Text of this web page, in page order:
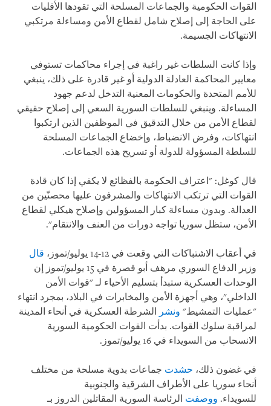
القوات الحكومية والجماعات المسلحة التي تقودها الأقليات
على الحاجة إلى إصلاح شامل لقطاع الأمن ومساءلة مرتكبي
الانتهاكات الجسيمة.
وإذا كانت السلطات غير راغبة في إجراء محاكمات تستوفي
معايير المحاكمة العادلة الدولية أو غير قادرة على ذلك، ينبغي
للأمم المتحدة والحكومات المعنية التدخل لدعم جهود
المساءلة. وينبغي للسلطات السورية السعي إلى إصلاح حقيقي
لقطاع الأمن من خلال التدقيق في الموظفين الذين ارتكبوا
انتهاكات، وفرض الانضباط، وإخضاع الجماعات المسلحة
للسلطة المسؤولة للدولة أو تسريح هذه الجماعات.
قال كوغل: "اعتراف الحكومة بالفظائع لا يكفي إذا كان قادة
القوات التي ترتكب الانتهاكات والمشرفون عليها محصنّين من
العدالة. وبدون مساءلة كبار المسؤولين وإصلاح هيكلي لقطاع
الأمن، ستظل سوريا تواجه دورات من العنف والانتقام".
في أعقاب الاشتباكات التي وقعت في 12-14 يوليو/تموز،
قال
وزير الدفاع السوري مرهف أبو قصرة في 15 يوليو/تموز إن
الوحدات العسكرية ستبدأ بتسليم الأحياء لـ "قوات الأمن
الداخلي"، وهي أجهزة الأمن والمخابرات في البلاد، بمجرد انتهاء
"عمليات التمشيط" ونشر
الشرطة العسكرية في أنحاء المدينة
لمراقبة سلوك القوات. بدأت القوات الحكومية السورية
الانسحاب من السويداء في 16 يوليو/تموز.
في غضون ذلك، حشدت جماعات بدوية مسلحة من مختلف
أنحاء سوريا على الأطراف الشرقية والجنوبية
للسويداء. ووصفت الرئاسة السورية المقاتلين الدروز بـ